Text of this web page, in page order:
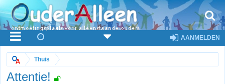
AANMELDEN
Thuis
Attentie!